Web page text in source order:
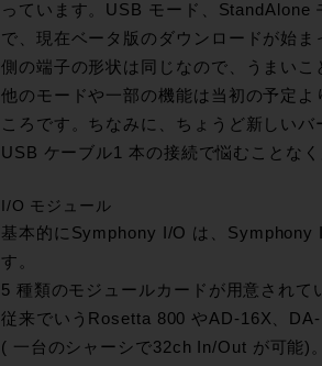
っています。USB モード、StandAlone
で、現在ベータ版のダウンロードが始
側の端子の形状は同じなので、うまい
他のモードや一部の機能は当初の予定
ころです。ちなみに、ちょうど新しい
USB ケーブル1 本の接続で悩むことなく
I/O モジュール
基本的にSymphony I/O は、Symphony
す。
5 種類のモジュールカードが用意されて
従来でいうRosetta 800 やAD-16X、
( 一台のシャーシで32ch In/Out が可能)。